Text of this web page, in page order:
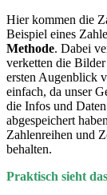
Hier kommen die
Beispiel eines
Methode. Dabei
verketten die
ersten Augenblick
einfach, da unser
die Infos und
abgespeichert
Zahlenreihen und
behalten.
Praktisch sieht